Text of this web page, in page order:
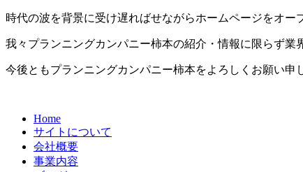
時代の波を背景に受け遅ればせながらホームページをオー
我々プランニングカンパニー柿本の紹介・情報に限らず業
今後ともプランニングカンパニー柿本をよろしくお願い申
Home
サイトについて
会社概要
事業内容